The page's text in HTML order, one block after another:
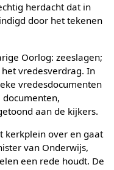
herdacht dat in
door het tekenen
Oorlog: zeeslagen;
vredesverdrag. In
vredesdocumenten
aan de kijkers.
kerkplein over en gaat
van Onderwijs,
een rede houdt. De